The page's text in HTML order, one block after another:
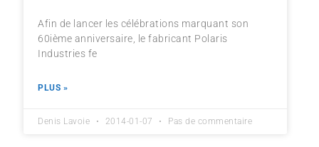
Afin de lancer les célébrations marquant son
60ième anniversaire, le fabricant Polaris
Industries fe
PLUS »
Denis Lavoie 2014-01-07 Pas de commentaire